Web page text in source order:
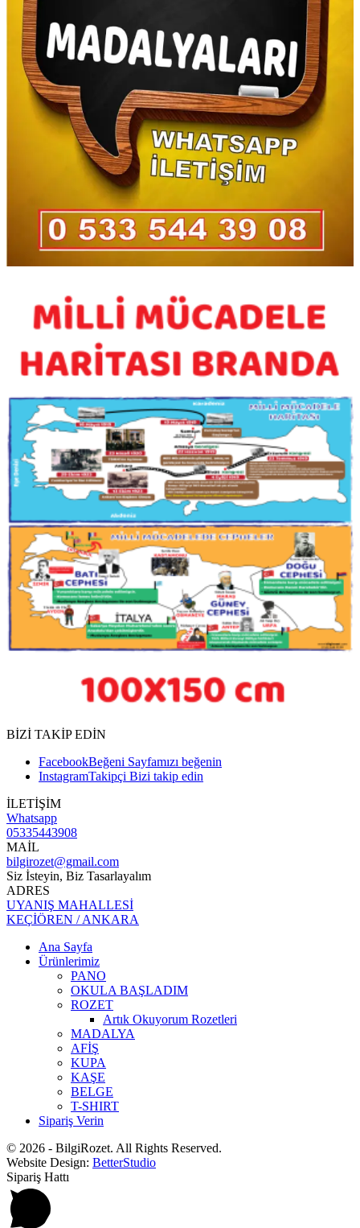
BİZİ TAKİP EDİN
FacebookBeğeni Sayfamızı beğenin
InstagramTakipçi Bizi takip edin
İLETİŞİM
Whatsapp
05335443908
MAİL
bilgirozet@gmail.com
Siz İsteyin, Biz Tasarlayalım
ADRES
UYANIŞ MAHALLESİ
KEÇİÖREN / ANKARA
Ana Sayfa
Ürünlerimiz
PANO
OKULA BAŞLADIM
ROZET
Artık Okuyorum Rozetleri
MADALYA
AFİŞ
KUPA
KAŞE
BELGE
T-SHIRT
Sipariş Verin
© 2026 - BilgiRozet. All Rights Reserved.
Website Design: BetterStudio
Sipariş Hattı